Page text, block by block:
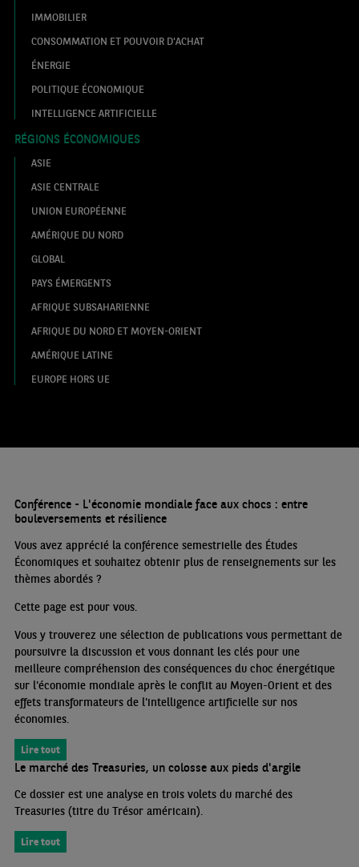
IMMOBILIER
CONSOMMATION ET POUVOIR D'ACHAT
ÉNERGIE
POLITIQUE ÉCONOMIQUE
INTELLIGENCE ARTIFICIELLE
RÉGIONS ÉCONOMIQUES
ASIE
ASIE CENTRALE
UNION EUROPÉENNE
AMÉRIQUE DU NORD
GLOBAL
PAYS ÉMERGENTS
AFRIQUE SUBSAHARIENNE
AFRIQUE DU NORD ET MOYEN-ORIENT
AMÉRIQUE LATINE
EUROPE HORS UE
Conférence - L'économie mondiale face aux chocs : entre
bouleversements et résilience
Vous avez apprécié la conférence semestrielle des Études
Économiques et souhaitez obtenir plus de renseignements sur les
thèmes abordés?
Cette page est pour vous.
Vous y trouverez une sélection de publications vous permettant de
poursuivre la discussion et vous donnant les clés pour une
meilleure compréhension des conséquences du choc énergétique
sur l'économie mondiale après le conflit au Moyen-Orient et des
effets transformateurs de l'intelligence artificielle sur nos
économies.
Lire tout
Le marché des Treasuries, un colosse aux pieds d'argile
Ce dossier est une analyse en trois volets du marché des
Treasuries (titre du Trésor américain).
Lire tout